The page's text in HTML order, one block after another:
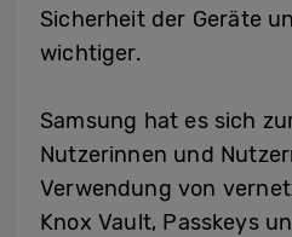
Sicherheit der Geräte
wichtiger.
Samsung hat es sich
Nutzerinnen und
Verwendung von
Knox Vault, Passkeys